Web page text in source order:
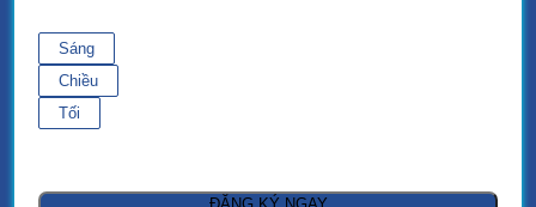
Sáng
Chiều
Tối